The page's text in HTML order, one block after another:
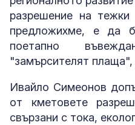
разрешение на
предложихме, е да
поетапно
"замърсителят плаща",
Ивайло Симеонов
от кметовете
свързани с тока,